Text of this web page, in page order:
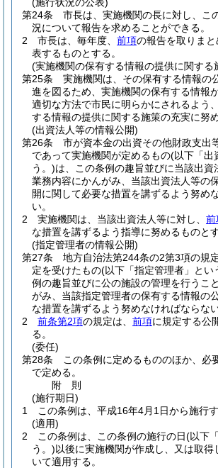
第24条
市長は、実施機関の長に対し、こ
況について報告を求めることができる。
2
市長は、毎年度、 前項の報告を取りま
表するものとする。
(実施機関の保有する情報の提供に関する
第25条
実施機関は、その保有する情報の
進を図るため、実施機関の保有する情報
適切な方法で市民に明らかにされるよう
する情報の提供に関する施策の充実に努
(出資法人等の情報公開)
第26条
市が資本金の出資その他財政支出
であって実施機関が定めるもの(以下「出
う。)は、この条例の趣旨並びに当該出資
業務内容にかんがみ、当該出資法人等の
開に関して必要な措置を講ずるよう努め
い。
2
実施機関は、当該出資法人等に対し、 前
な措置を講ずるよう指導に努めるものとす
(指定管理者の情報公開)
第27条
地方自治法第244条の2第3項の規
定を受けたもの(以下「指定管理者」とい
例の趣旨並びに公の施設の管理を行うこ
がみ、当該指定管理者の保有する情報の
な措置を講ずるよう努めなければならない
2
前条第2項の規定は、 前項に規定する公
る。
(委任)
第28条
この条例に定めるもののほか、必
で定める。
附 則
(施行期日)
1
この条例は、平成16年4月1日から施行す
(適用)
2
この条例は、この条例の施行の日(以下
う。)以後に実施機関が作成し、又は取得
いて適用する。